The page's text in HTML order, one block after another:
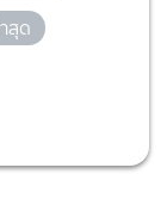
สุด